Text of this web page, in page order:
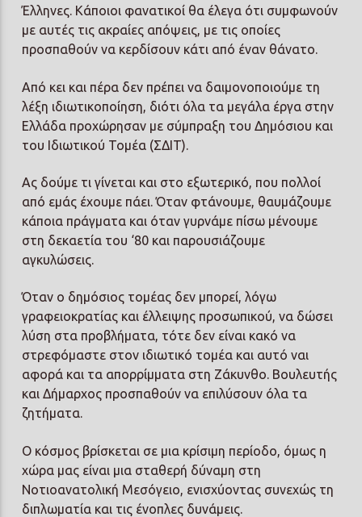
Έλληνες. Κάποιοι φανατικοί θα έλεγα ότι συμφωνούν
με αυτές τις ακραίες απόψεις, με τις οποίες
προσπαθούν να κερδίσουν κάτι από έναν θάνατο.
Από κει και πέρα δεν πρέπει να δαιμονοποιούμε τη
λέξη ιδιωτικοποίηση, διότι όλα τα μεγάλα έργα στην
Ελλάδα προχώρησαν με σύμπραξη του Δημόσιου και
του Ιδιωτικού Τομέα (ΣΔΙΤ).
Ας δούμε τι γίνεται και στο εξωτερικό, που πολλοί
από εμάς έχουμε πάει. Όταν φτάνουμε, θαυμάζουμε
κάποια πράγματα και όταν γυρνάμε πίσω μένουμε
στη δεκαετία του ‘80 και παρουσιάζουμε
αγκυλώσεις.
Όταν ο δημόσιος τομέας δεν μπορεί, λόγω
γραφειοκρατίας και έλλειψης προσωπικού, να δώσει
λύση στα προβλήματα, τότε δεν είναι κακό να
στρεφόμαστε στον ιδιωτικό τομέα και αυτό ναι
αφορά και τα απορρίμματα στη Ζάκυνθο. Βουλευτής
και Δήμαρχος προσπαθούν να επιλύσουν όλα τα
ζητήματα.
Ο κόσμος βρίσκεται σε μια κρίσιμη περίοδο, όμως η
χώρα μας είναι μια σταθερή δύναμη στη
Νοτιοανατολική Μεσόγειο, ενισχύοντας συνεχώς τη
διπλωματία και τις ένοπλες δυνάμεις.